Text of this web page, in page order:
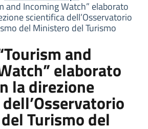
and Incoming Watch” elaborato
scientifica dell’Osservatorio
del Ministero del Turismo
and
elaborato
la direzione
Turismo del